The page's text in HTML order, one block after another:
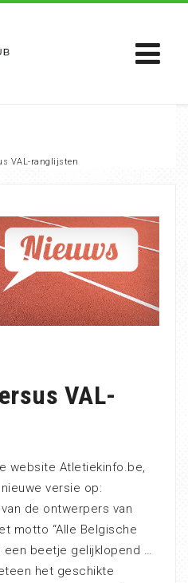
VAL-ranglijsten
VAL-
website Atletiekinfo.be,
versie op:
de ontwerpers van
motto “Alle Belgische
beetje gelijklopend …
het geschikte